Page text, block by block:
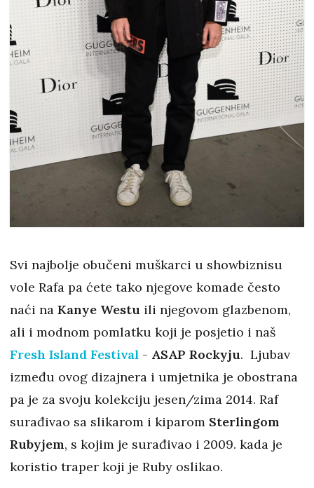
Svi najbolje obučeni muškarci u showbiznisu
vole Rafa pa ćete tako njegove komade često
naći na Kanye Westu ili njegovom glazbenom,
ali i modnom pomlatku koji je posjetio i naš
Fresh Island Festival - ASAP Rockyju. Ljubav
između ovog dizajnera i umjetnika je obostrana
pa je za svoju kolekciju jesen/zima 2014. Raf
surađivao sa slikarom i kiparom Sterlingom
Rubyjem, s kojim je surađivao i 2009. kada je
koristio traper koji je Ruby oslikao.